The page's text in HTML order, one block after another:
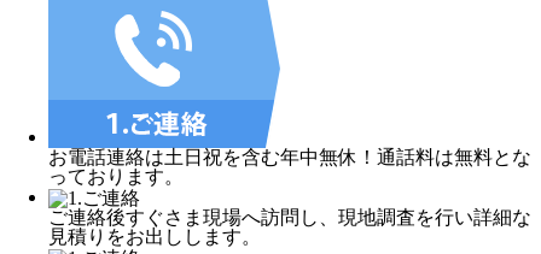
お電話連絡は土日祝を含む年中無休！通話料は無料とな
っております。
ご連絡後すぐさま現場へ訪問し、現地調査を行い詳細な
見積りをお出しします。